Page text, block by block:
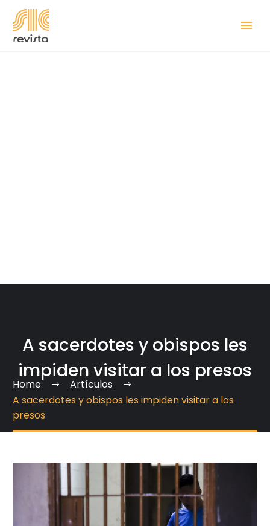
A sacerdotes y obispos les
impiden visitar a los presos
Home
Artículos
A sacerdotes y obispos les impiden visitar a los
presos